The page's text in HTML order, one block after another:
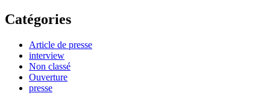
Catégories
Article de presse
interview
Non classé
Ouverture
presse